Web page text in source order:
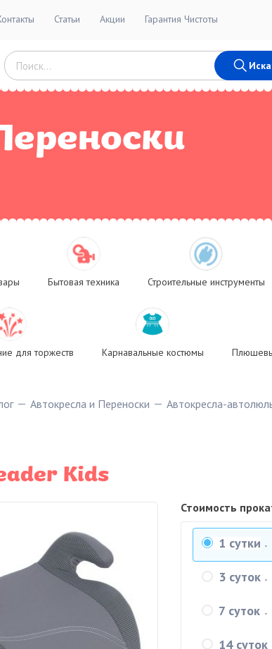
Статьи Акции Гарантия Чистоты
Бытовая техника Строительные инструменты
для торжеств Карнавальные костюмы
Автокресла и Переноски Автокресла-
Kids
Стоимость
1 сутки
3 суток
7 суток
14 суток